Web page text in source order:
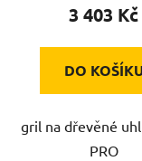
3 403 Kč
DO
gril na dřevěné
PRO